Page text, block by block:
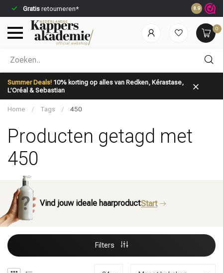
Gratis retourneren* Voor
8.9
0
Summer Deals! 10% korting op alles van Redken, Kérastase,
L’Oréal & Sebastian
Welke categorie ben jij naar op zoek?
Merken
Home / Tags / 450
Producten getagd met
450
Vind jouw ideale haarproductStart
Filters